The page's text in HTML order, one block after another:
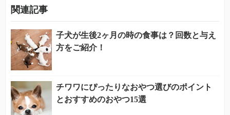
関連記事
子犬が生後2ヶ月の時の食事は？回数と与え
方をご紹介！
チワワにぴったりなおやつ選びのポイント
とおすすめのおやつ15選